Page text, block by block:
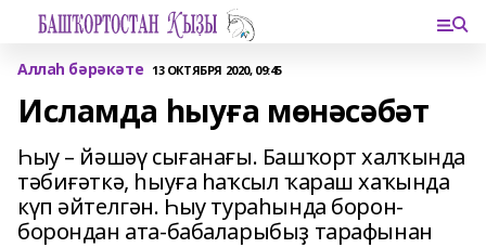
Аллаһ бәрәкәте 13 ОКТЯБРЯ 2020, 09:45
Исламда һыуға мөнәсәбәт
Һыу – йәшәү сығанағы. Башҡорт халҡында
тәбиғәткә, һыуға һаҡсыл ҡараш хаҡында
күп әйтелгән. Һыу тураһында борон-
борондан ата-бабаларыбыҙ тарафынан